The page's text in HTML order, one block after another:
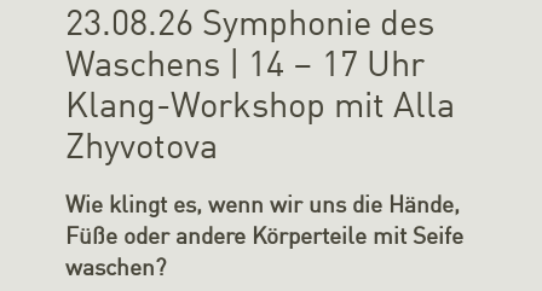
23.08.26 Symphonie des
Waschens | 14 – 17 Uhr
Klang-Workshop mit Alla
Zhyvotova
Wie klingt es, wenn wir uns die Hände,
Füße oder andere Körperteile mit Seife
waschen?